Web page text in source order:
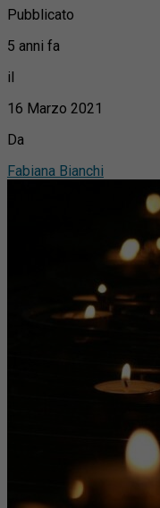
Pubblicato
5 anni fa
il
16 Marzo 2021
Da
Fabiana Bianchi